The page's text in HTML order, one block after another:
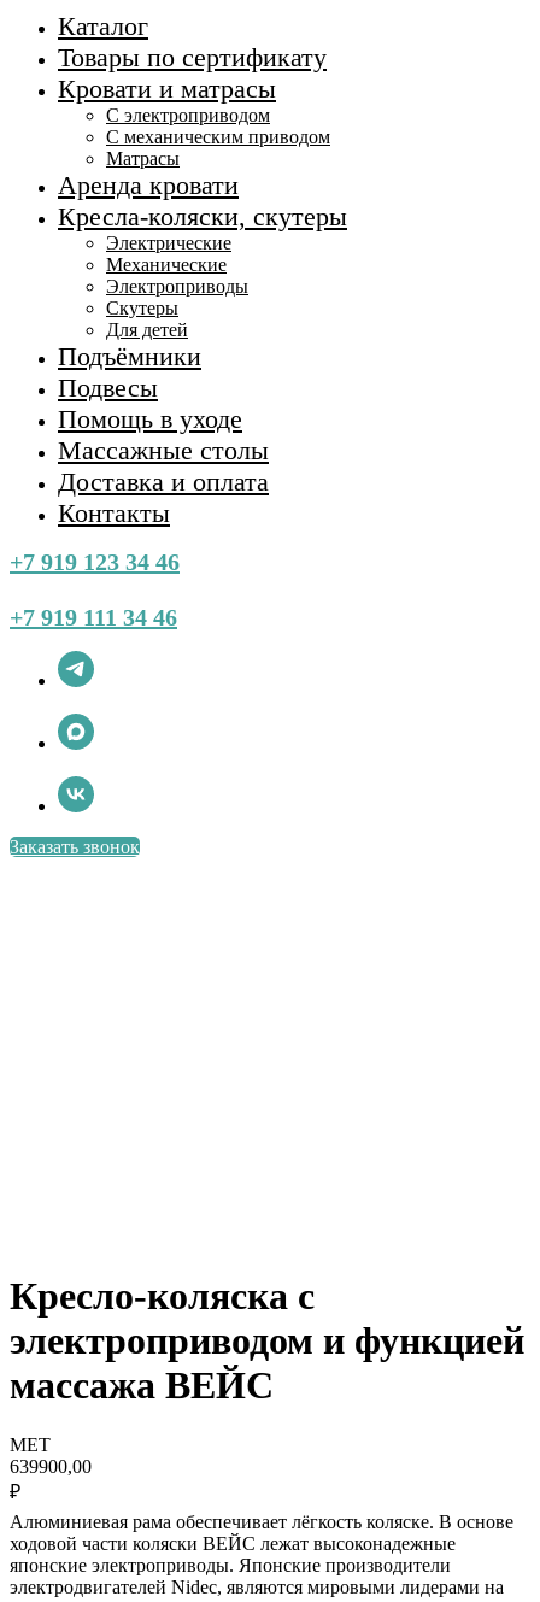
Каталог
Товары по сертификату
Кровати и матрасы
С электроприводом
С механическим приводом
Матрасы
Аренда кровати
Кресла-коляски, скутеры
Электрические
Механические
Электроприводы
Скутеры
Для детей
Подъёмники
Подвесы
Помощь в уходе
Массажные столы
Доставка и оплата
Контакты
+7 919 123 34 46
+7 919 111 34 46
Заказать звонок
Кресло-коляска с
электроприводом и функцией
массажа ВЕЙС
МЕТ
639900,00
₽
Алюминиевая рама обеспечивает лёгкость коляске. В основе
ходовой части коляски ВЕЙС лежат высоконадежные
японские электроприводы. Японские производители
электродвигателей Nidec, являются мировыми лидерами на